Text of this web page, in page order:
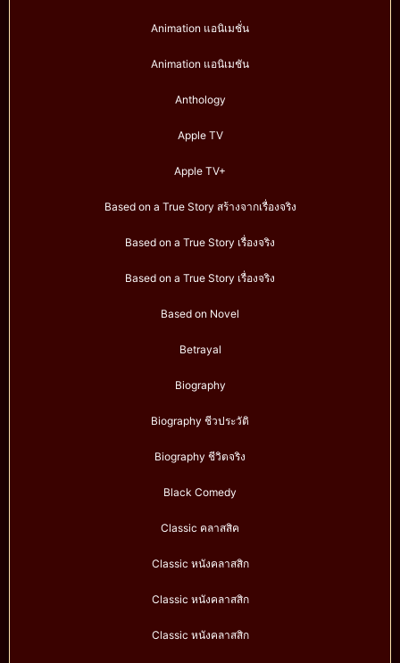
Animation แอนิเมชั่น
Animation แอนิเมชัน
Anthology
Apple TV
Apple TV+
Based on a True Story สร้างจากเรื่องจริง
Based on a True Story เรื่องจริง
Based on a True Story เรื่องจริง
Based on Novel
Betrayal
Biography
Biography ชีวประวัติ
Biography ชีวิตจริง
Black Comedy
Classic คลาสสิค
Classic หนังคลาสสิก
Classic หนังคลาสสิก
Classic หนังคลาสสิก